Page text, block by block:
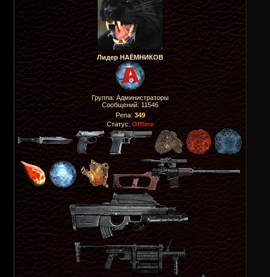
Лидер НАЁМНИКОВ
Группа: Администраторы
Сообщений: 11546
Репа: 349
Статус: Offline